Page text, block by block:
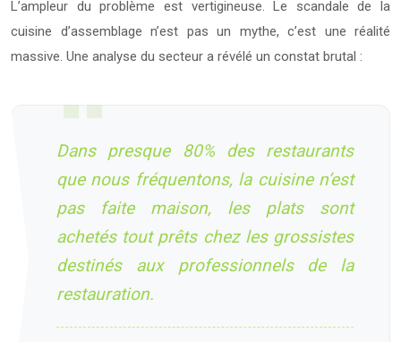
L’ampleur du problème est vertigineuse. Le scandale de la
cuisine d’assemblage n’est pas un mythe, c’est une réalité
massive. Une analyse du secteur a révélé un constat brutal :
Dans presque 80% des restaurants
que nous fréquentons, la cuisine n’est
pas faite maison, les plats sont
achetés tout prêts chez les grossistes
destinés aux professionnels de la
restauration.